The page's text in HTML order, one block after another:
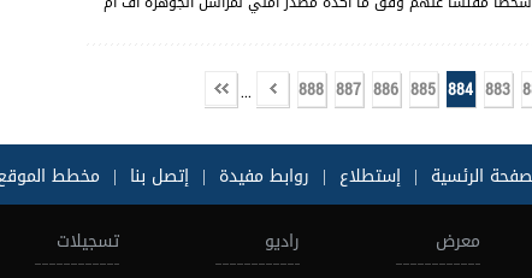
883
884
885
886
887
888
...
الرئسية | إستطلاع | روابط مفيدة | إتصل بنا | مخطط
معرض راديو تسجيلات